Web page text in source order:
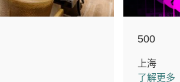
500
上海
了解更多